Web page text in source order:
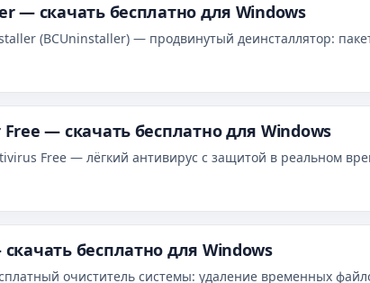
— скачать бесплатно для Windows
(BCUninstaller) — продвинутый деинсталлятор:
— скачать бесплатно для Windows
Free — лёгкий антивирус с защитой в реальном
бесплатно для Windows
очиститель системы: удаление временных